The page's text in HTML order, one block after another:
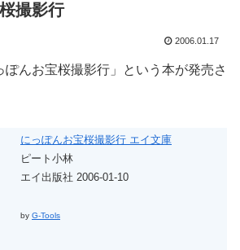
撮影行
2006.01.17
ぽんお宝桜撮影行」という本が発売さ
にっぽんお宝桜撮影行 エイ文庫
ピート小林
エイ出版社 2006-01-10
by G-Tools